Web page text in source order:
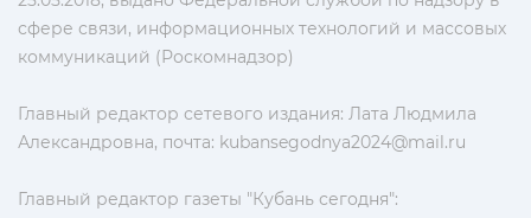
сфере связи, информационных технологий и массовых
коммуникаций (Роскомнадзор)
Главный редактор сетевого издания: Лата Людмила
Александровна, почта: kubansegodnya2024@mail.ru
Главный редактор газеты "Кубань сегодня":